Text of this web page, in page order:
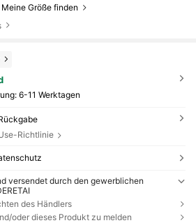
Meine Größe finden
6-11 Werktagen
Richtlinie
versendet durch den gewerblichen
des Händlers
oder dieses Produkt zu melden